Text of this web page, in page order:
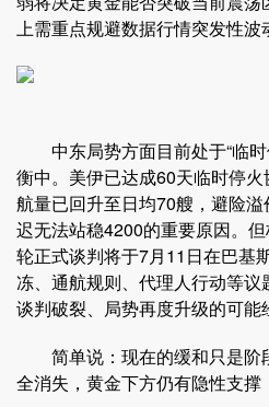
上需重点规避数据行情突发性波
中东局势方面目前处于“临时
衡中。美伊已达成60天临时停
航量已回升至日均70艘，避险
迟无法站稳4200的重要原因。
轮正式谈判将于7月11日在巴基
冻、通航规则、代理人行动等
谈判破裂、局势再度升级的可能
简单说：现在的缓和只是阶
全消失，黄金下方仍有隐性支撑